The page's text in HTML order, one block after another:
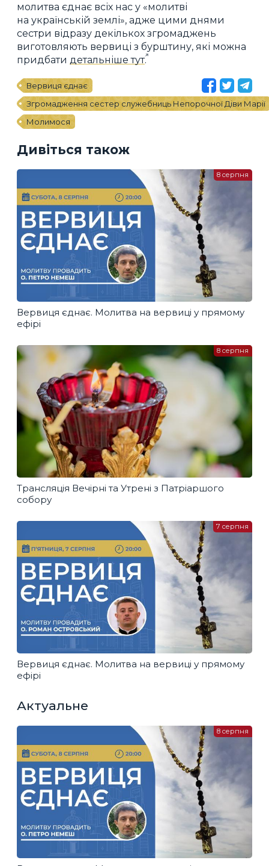
молитва єднає всіх нас у «молитві
на українській землі», адже цими днями
сестри відразу декількох згромаджень
виготовляють вервиці з бурштину, які можна
придбати детальніше тут.
Вервиця єднає
Згромадження сестер служебниць Непорочної Діви Марії
Молимося
Дивіться також
Вервиця єднає. Молитва на вервиці у прямому
ефірі
8 серпня
Трансляція Вечірні та Утрені з Патріаршого
собору
8 серпня
Вервиця єднає. Молитва на вервиці у прямому
ефірі
7 серпня
Актуальне
8 серпня